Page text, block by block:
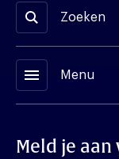
Zoeken
menu Menu
Meld je